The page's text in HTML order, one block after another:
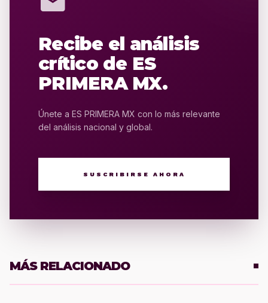
Recibe el análisis
crítico de ES
PRIMERA MX.
Únete a ES PRIMERA MX con lo más relevante
del análisis nacional y global.
SUSCRIBIRSE AHORA
MÁS RELACIONADO